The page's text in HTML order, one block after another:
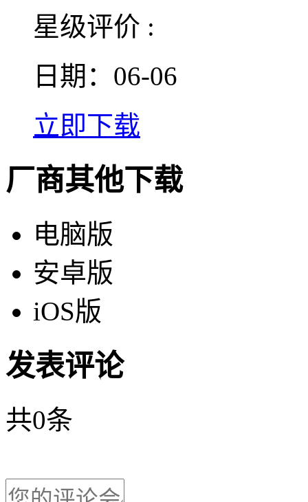
星级评价 :
日期：06-06
立即下载
厂商其他下载
电脑版
安卓版
iOS版
发表评论
共0条